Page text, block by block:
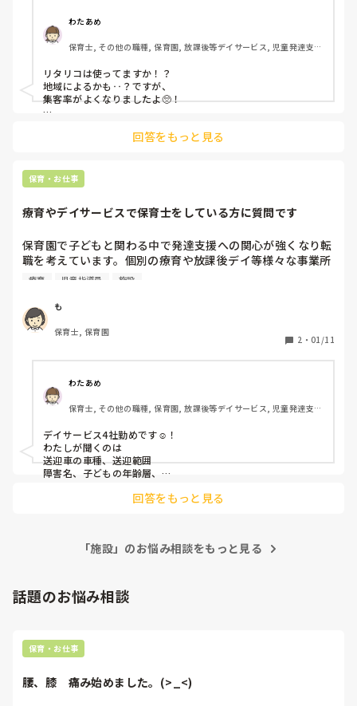
わたあめ
保育士, その他の職種, 保育園, 放課後等デイサービス, 児童発達支援
リタリコは使ってますか！？
地域によるかも‥？ですが、
集客率がよくなりましたよ🥺！
らったりしてました！
回答をもっと見る
保育・お仕事
療育やデイサービスで保育士をしている方に質問です
保育園で子どもと関わる中で発達支援への関心が強くなり転
職を考えています。個別の療育や放課後デイ等様々な事業所
がありますが、それぞれ良いところや大変なところ等、教え
複数の施設へ見学希望を出しているので、その際に質問でき
るようにしたいです。よろしくお願いします！
療育 児童指導員 施設
も
保育士, 保育園
2 ・ 01/11
わたあめ
保育士, その他の職種, 保育園, 放課後等デイサービス, 児童発達支援
デイサービス4社勤めです☺️！
わたしが聞くのは
送迎車の車種、送迎範囲
障害名、子どもの年齢層、
職員の年齢層、職員の資格、
見学楽しみですね☺️！
おすすめです！☺️
回答をもっと見る
「施設」のお悩み相談をもっと見る
話題のお悩み相談
保育・お仕事
腰、膝　痛み始めました。(>_<)